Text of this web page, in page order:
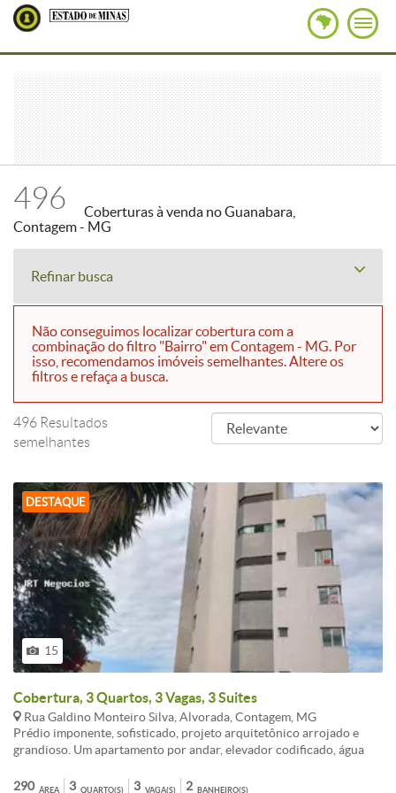
496
Coberturas à venda no Guanabara,
Contagem - MG
Refinar busca
Não conseguimos localizar cobertura com a
combinação do filtro "Bairro" em Contagem - MG. Por
isso, recomendamos imóveis semelhantes. Altere os
filtros e refaça a busca.
496 Resultados
semelhantes
DESTAQUE
15
Cobertura, 3 Quartos, 3 Vagas, 3 Suites
Rua Galdino Monteiro Silva, Alvorada, Contagem, MG
Prédio imponente, sofisticado, projeto arquitetônico arrojado e
grandioso. Um apartamento por andar, elevador codificado, água
pilotis, ótimo padrão de acabamento, localização privilegiada.
ÁREA
290 QUARTO(S)
3 VAGA(S)
3 BANHEIRO(S)
2